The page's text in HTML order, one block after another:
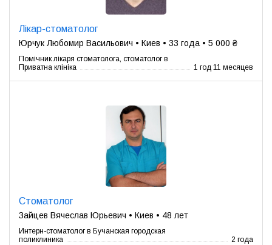
Лікар-стоматолог
Юрчук Любомир Васильович • Киев • 33 года • 5 000 ₴
Помічник лікаря стоматолога, стоматолог в
Приватна клініка
1 год 11 месяцев
Стоматолог
Зайцев Вячеслав Юрьевич • Киев • 48 лет
Интерн-стоматолог в Бучанская городская
поликлиника
2 года